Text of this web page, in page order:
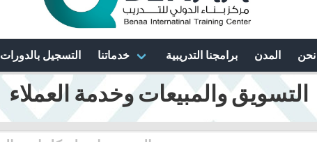
المدن برامجنا التدريبية خدماتنا التسجيل بالدورات
التسويق والمبيعات وخدمة العملاء